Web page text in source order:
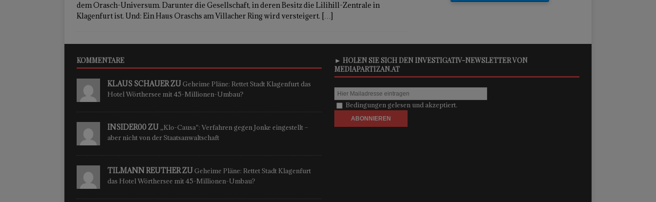
dem Orasch-Universum. Darunter die Gesellschaft, in deren Besitz die Lilihill-Zentrale in
Klagenfurt ist. Und: Ein Haus Oraschs am Villacher Ring wird versteigert. […]
KOMMENTARE
KLAUS SCHAUER ZUGeheime Pläne: Rettet Stadt Klagenfurt das
Hotel Wörthersee mit 45-Millionen-Umbau?
INSIDER00 ZU „Klo-Causa“: Verfahren gegen Jonke eingestellt –
aber nicht von der Staatsanwaltschaft
TILMANN REUTHER ZUGeheime Pläne: Rettet Stadt Klagenfurt
das Hotel Wörthersee mit 45-Millionen-Umbau?
► HOLEN SIE SICH DEN INVESTIGATIV-NEWSLETTER VON
MEDIAPARTIZAN.AT
Bedingungen gelesen und akzeptiert.